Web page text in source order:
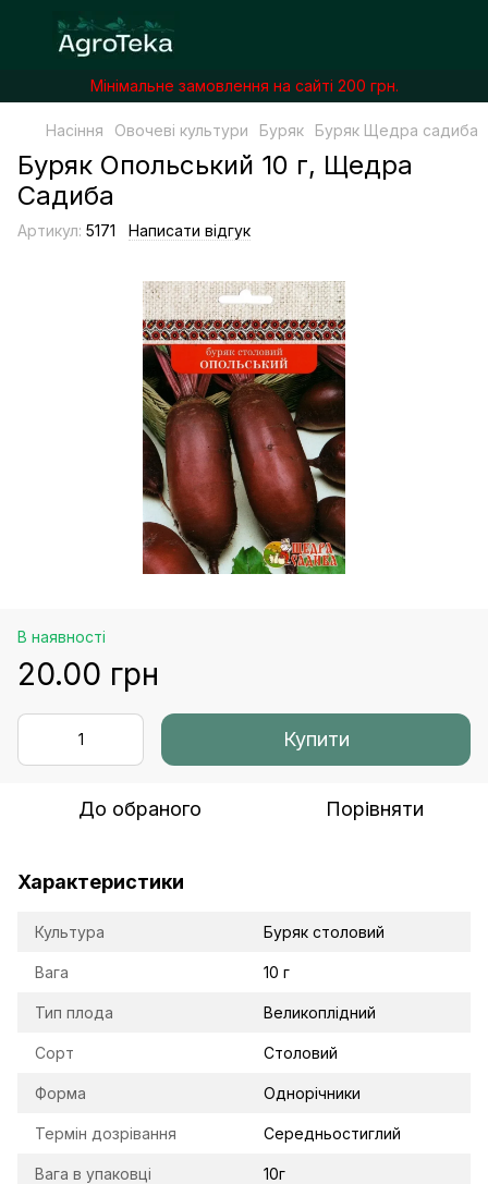
Мінімальне замовлення на сайті 200 грн.
Насіння Овочеві культури Буряк Буряк Щедра садиба
Буряк Опольський 10 г, Щедра
Садиба
Артикул: 5171 Написати відгук
В наявності
20.00 грн
Купити
До обраного Порівняти
Характеристики
Культура Буряк столовий
Вага 10 г
Тип плода Великоплідний
Сорт Столовий
Форма Однорічники
Термін дозрівання Середньостиглий
Вага в упаковці 10г